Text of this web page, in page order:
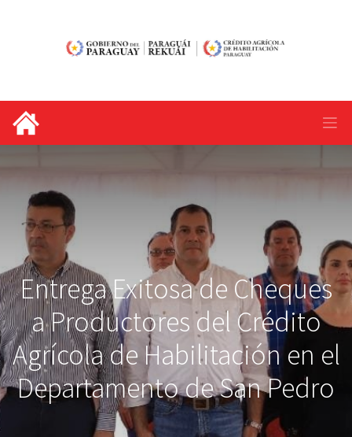
Entrega Exitosa de Cheques
a Productores del Crédito
Agrícola de Habilitación en el
Departamento de San Pedro